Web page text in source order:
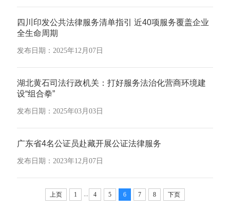
四川印发公共法律服务清单指引 近40项服务覆盖企业
全生命周期
发布日期：2025年12月07日
湖北黄石司法行政机关：打好服务法治化营商环境建
设“组合拳”
发布日期：2025年03月03日
广东省4名公证员赴藏开展公证法律服务
发布日期：2023年12月07日
上页 1 4 5 6 7 8 下页